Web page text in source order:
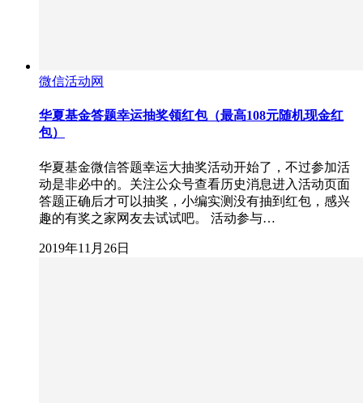
微信活动网
华夏基金答题幸运抽奖领红包（最高108元随机现金红
包）
华夏基金微信答题幸运大抽奖活动开始了，不过参加活
动是非必中的。关注公众号查看历史消息进入活动页面
答题正确后才可以抽奖，小编实测没有抽到红包，感兴
趣的有奖之家网友去试试吧。 活动参与…
2019年11月26日